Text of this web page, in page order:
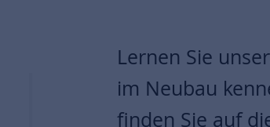
Lernen Sie
im Neubau
finden Sie auf